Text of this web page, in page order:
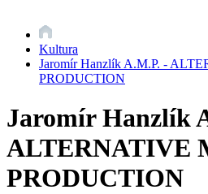
Kultura
Jaromír Hanzlík A.M.P. -
PRODUCTION
Jaromír Hanzlík
ALTERNATIVE
PRODUCTION